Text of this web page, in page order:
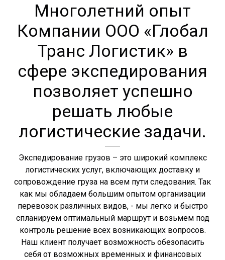
Многолетний опыт
Компании ООО «Глобал
Транс Логистик» в
сфере экспедирования
позволяет успешно
решать любые
логистические задачи.
Экспедирование грузов – это широкий комплекс
логистических услуг, включающих доставку и
сопровождение груза на всем пути следования. Так
как мы обладаем большим опытом организации
перевозок различных видов, - мы легко и быстро
спланируем оптимальный маршрут и возьмем под
контроль решение всех возникающих вопросов.
Наш клиент получает возможность обезопасить
себя от возможных временных и финансовых